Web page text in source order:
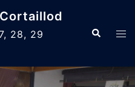
28, 29